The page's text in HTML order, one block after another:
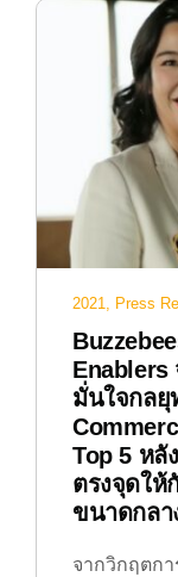
2021, Press
Enablers
มั่นใจกลยุ
Top 5 ห
ตรงจุดให้
ขนาดกลา
จากวิกฤตก